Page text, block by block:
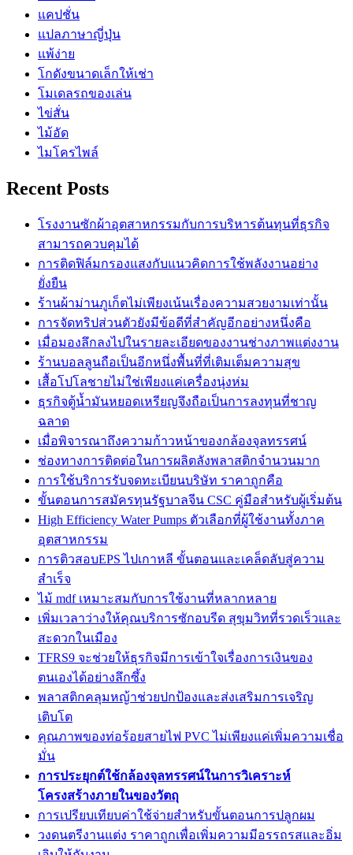
แคปชั่น
แปลภาษาญี่ปุ่น
แพ้ง่าย
โกดังขนาดเล็กให้เช่า
โมเดลรถของเล่น
ไข่สั่น
ไม้อัด
ไมโครไพล์
Recent Posts
โรงงานซักผ้าอุตสาหกรรมกับการบริหารต้นทุนที่ธุรกิจ
สามารถควบคุมได้
การติดฟิล์มกรองแสงกับแนวคิดการใช้พลังงานอย่าง
ยั่งยืน
ร้านผ้าม่านภูเก็ตไม่เพียงเน้นเรื่องความสวยงามเท่านั้น
การจัดทริปส่วนตัวยังมีข้อดีที่สำคัญอีกอย่างหนึ่งคือ
เมื่อมองลึกลงไปในรายละเอียดของงานช่างภาพแต่งงาน
ร้านบอลลูนถือเป็นอีกหนึ่งพื้นที่ที่เติมเต็มความสุข
เสื้อโปโลชายไม่ใช่เพียงแค่เครื่องนุ่งห่ม
ธุรกิจตู้น้ำมันหยอดเหรียญจึงถือเป็นการลงทุนที่ชาญ
ฉลาด
เมื่อพิจารณาถึงความก้าวหน้าของกล้องจุลทรรศน์
ช่องทางการติดต่อในการผลิตลังพลาสติกจำนวนมาก
การใช้บริการรับจดทะเบียนบริษัท ราคาถูกคือ
ขั้นตอนการสมัครทุนรัฐบาลจีน CSC คู่มือสำหรับผู้เริ่มต้น
High Efficiency Water Pumps ตัวเลือกที่ผู้ใช้งานทั้งภาค
อุตสาหกรรม
การติวสอบEPS ไปเกาหลี ขั้นตอนและเคล็ดลับสู่ความ
สำเร็จ
ไม้ mdf เหมาะสมกับการใช้งานที่หลากหลาย
เพิ่มเวลาว่างให้คุณบริการซักอบรีด สุขุมวิทที่รวดเร็วและ
สะดวกในเมือง
TFRS9 จะช่วยให้ธุรกิจมีการเข้าใจเรื่องการเงินของ
ตนเองได้อย่างลึกซึ้ง
พลาสติกคลุมหญ้าช่วยปกป้องและส่งเสริมการเจริญ
เติบโต
คุณภาพของท่อร้อยสายไฟ PVC ไม่เพียงแค่เพิ่มความเชื่อ
มั่น
การประยุกต์ใช้กล้องจุลทรรศน์ในการวิเคราะห์
โครงสร้างภายในของวัตถุ
การเปรียบเทียบค่าใช้จ่ายสำหรับขั้นตอนการปลูกผม
วงดนตรีงานแต่ง ราคาถูกเพื่อเพิ่มความมีอรรถรสและอิ่ม